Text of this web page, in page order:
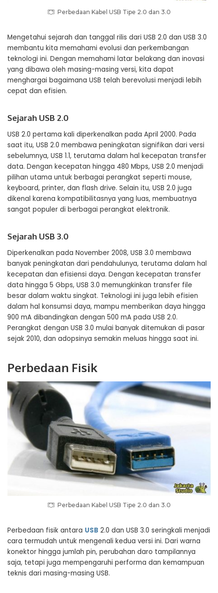
Perbedaan Kabel USB Tipe 2.0 dan 3.0
Mengetahui sejarah dan tanggal rilis dari USB 2.0 dan USB 3.0
membantu kita memahami evolusi dan perkembangan
teknologi ini. Dengan memahami latar belakang dan inovasi
yang dibawa oleh masing-masing versi, kita dapat
menghargai bagaimana USB telah berevolusi menjadi lebih
cepat dan efisien.
Sejarah USB 2.0
USB 2.0 pertama kali diperkenalkan pada April 2000. Pada
saat itu, USB 2.0 membawa peningkatan signifikan dari versi
sebelumnya, USB 1.1, terutama dalam hal kecepatan transfer
data. Dengan kecepatan hingga 480 Mbps, USB 2.0 menjadi
pilihan utama untuk berbagai perangkat seperti mouse,
keyboard, printer, dan flash drive. Selain itu, USB 2.0 juga
dikenal karena kompatibilitasnya yang luas, membuatnya
sangat populer di berbagai perangkat elektronik.
Sejarah USB 3.0
Diperkenalkan pada November 2008, USB 3.0 membawa
banyak peningkatan dari pendahulunya, terutama dalam hal
kecepatan dan efisiensi daya. Dengan kecepatan transfer
data hingga 5 Gbps, USB 3.0 memungkinkan transfer file
besar dalam waktu singkat. Teknologi ini juga lebih efisien
dalam hal konsumsi daya, mampu memberikan daya hingga
900 mA dibandingkan dengan 500 mA pada USB 2.0.
Perangkat dengan USB 3.0 mulai banyak ditemukan di pasar
sejak 2010, dan adopsinya semakin meluas hingga saat ini.
Perbedaan Fisik
Perbedaan Kabel USB Tipe 2.0 dan 3.0
Perbedaan fisik antara USB 2.0 dan USB 3.0 seringkali menjadi
cara termudah untuk mengenali kedua versi ini. Dari warna
konektor hingga jumlah pin, perubahan daro tampilannya
saja, tetapi juga mempengaruhi performa dan kemampuan
teknis dari masing-masing USB.